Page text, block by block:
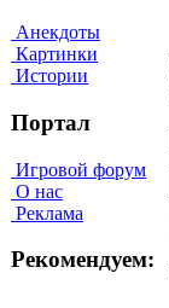
Анекдоты
Картинки
Истории
Портал
Игровой форум
О нас
Реклама
Рекомендуем: